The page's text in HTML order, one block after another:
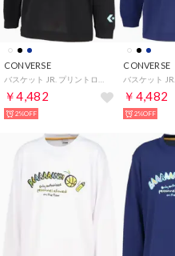
CONVERSE
￥4,482
2%OFF
CONVERSE
￥4,482
2%OFF